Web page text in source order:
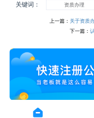
关键词： 资质办理
上一篇： 关于资质
下一篇：